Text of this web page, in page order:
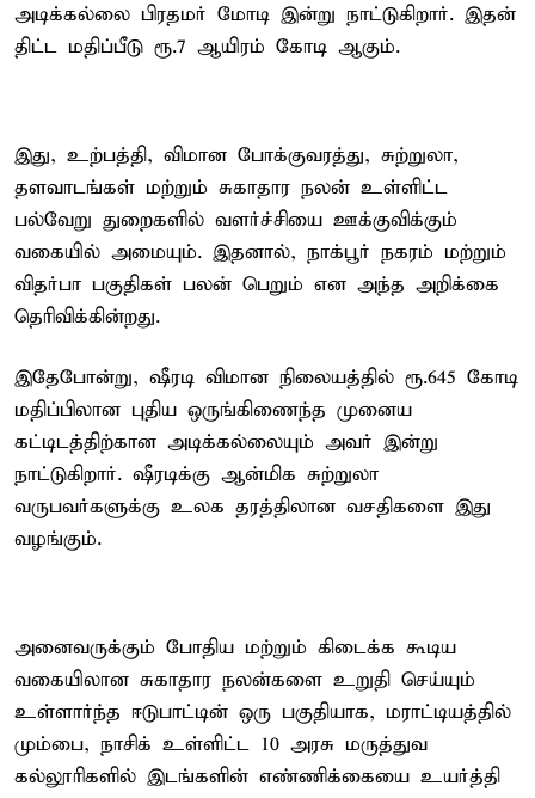
அடிக்கல்லை பிரதமர் மோடி இன்று நாட்டுகிறார். இதன்
திட்ட மதிப்பீடு ரூ.7 ஆயிரம் கோடி ஆகும்.
இது, உற்பத்தி, விமான போக்குவரத்து, சுற்றுலா,
தளவாடங்கள் மற்றும் சுகாதார நலன் உள்ளிட்ட
பல்வேறு துறைகளில் வளர்ச்சியை ஊக்குவிக்கும்
வகையில் அமையும். இதனால், நாக்பூர் நகரம் மற்றும்
விதர்பா பகுதிகள் பலன் பெறும் என அந்த அறிக்கை
தெரிவிக்கின்றது.
இதேபோன்று, ஷீரடி விமான நிலையத்தில் ரூ.645 கோடி
மதிப்பிலான புதிய ஒருங்கிணைந்த முனைய
கட்டிடத்திற்கான அடிக்கல்லையும் அவர் இன்று
நாட்டுகிறார். ஷீரடிக்கு ஆன்மிக சுற்றுலா
வருபவர்களுக்கு உலக தரத்திலான வசதிகளை இது
வழங்கும்.
அனைவருக்கும் போதிய மற்றும் கிடைக்க கூடிய
வகையிலான சுகாதார நலன்களை உறுதி செய்யும்
உள்ளார்ந்த ஈடுபாட்டின் ஒரு பகுதியாக, மராட்டியத்தில்
மும்பை, நாசிக் உள்ளிட்ட 10 அரசு மருத்துவ
கல்லூரிகளில் இடங்களின் எண்ணிக்கையை உயர்த்தி